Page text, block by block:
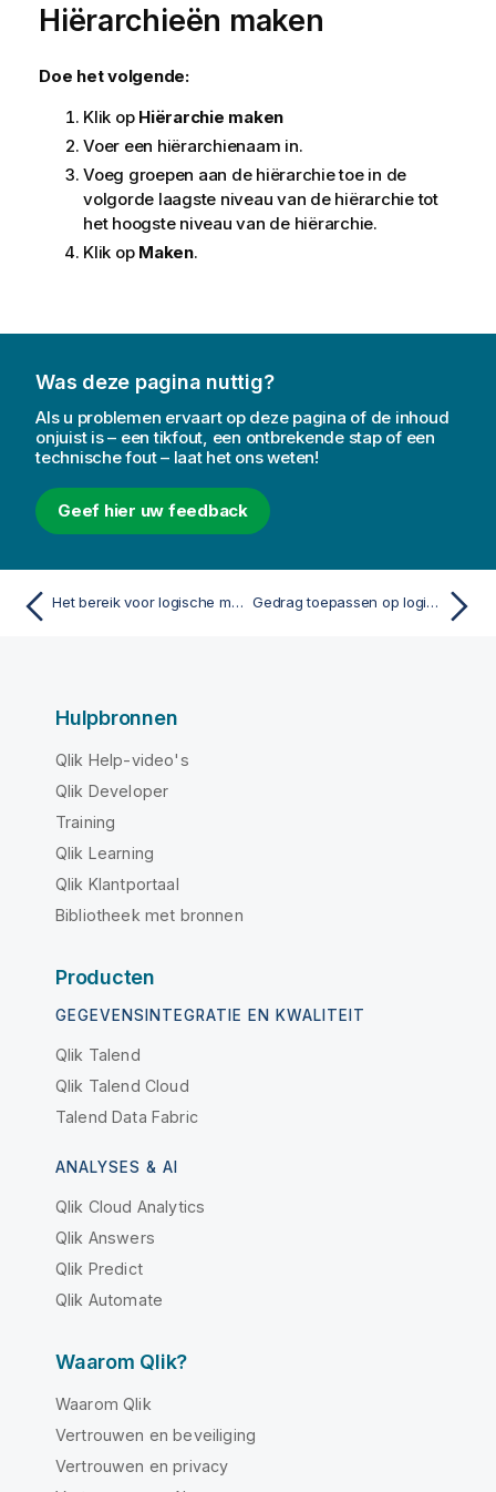
Hiërarchieën maken
Doe het volgende:
Klik op Hiërarchie maken
Voer een hiërarchienaam in.
Voeg groepen aan de hiërarchie toe in de
volgorde laagste niveau van de hiërarchie tot
het hoogste niveau van de hiërarchie.
Klik op Maken.
Was deze pagina nuttig?
Als u problemen ervaart op deze pagina of de inhoud
onjuist is – een tikfout, een ontbrekende stap of een
technische fout – laat het ons weten!
Geef hier uw feedback
Het bereik voor logische modellen instellen met behulp van pakketten Gedrag toepassen op logische modellen
Hulpbronnen
Qlik Help-video's
Qlik Developer
Training
Qlik Learning
Qlik Klantportaal
Bibliotheek met bronnen
Producten
GEGEVENSINTEGRATIE EN KWALITEIT
Qlik Talend
Qlik Talend Cloud
Talend Data Fabric
ANALYSES & AI
Qlik Cloud Analytics
Qlik Answers
Qlik Predict
Qlik Automate
Waarom Qlik?
Waarom Qlik
Vertrouwen en beveiliging
Vertrouwen en privacy